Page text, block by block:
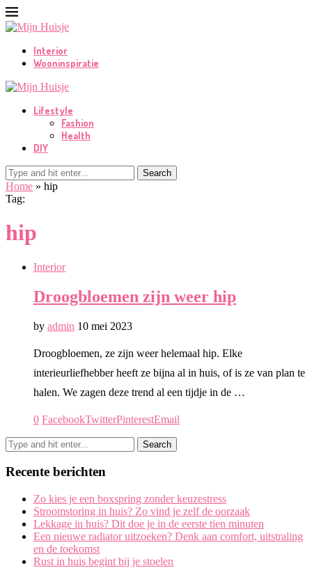
Interior
Wooninspiratie
Lifestyle
Fashion
Health
DIY
Search
Home » hip
Tag:
hip
Interior
Droogbloemen zijn weer hip
by admin 10 mei 2023
Droogbloemen, ze zijn weer helemaal hip. Elke
interieurliefhebber heeft ze bijna al in huis, of is ze van plan te
halen. We zagen deze trend al een tijdje in de …
0 FacebookTwitterPinterestEmail
Recente berichten
Zo kies je een boxspring zonder keuzestress
Stroomstoring in huis? Zo vind je zelf de oorzaak
Lekkage in huis? Dit doe je in de eerste tien minuten
Een nieuwe radiator uitzoeken? Denk aan comfort, uitstraling
en de toekomst
Rust in huis begint bij je stoelen